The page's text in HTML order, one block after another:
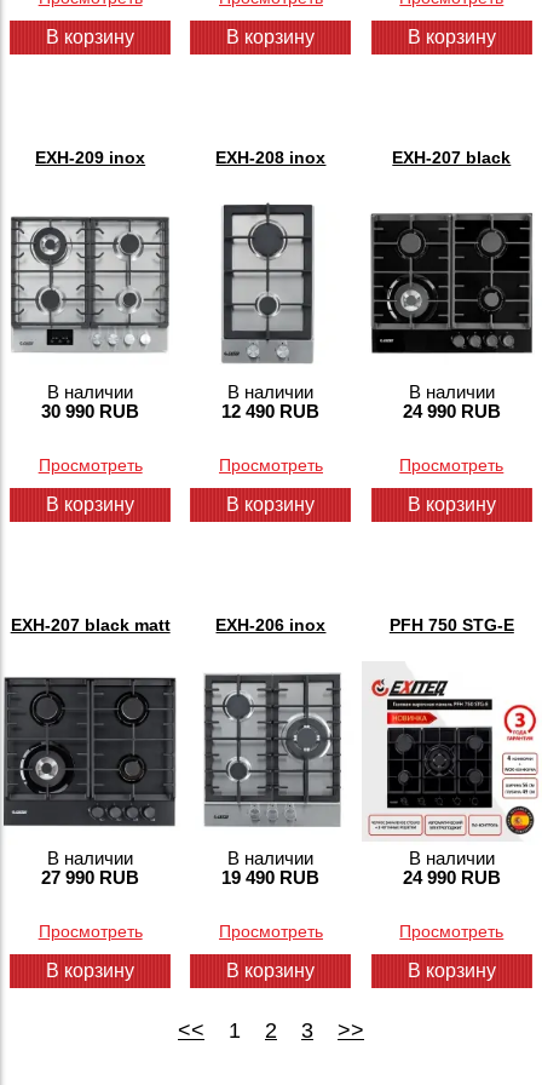
В корзину В корзину В корзину
EXH-209 inox
В наличии
30 990 RUB
Просмотреть
В корзину
EXH-208 inox
В наличии
12 490 RUB
Просмотреть
В корзину
EXH-207 black
В наличии
24 990 RUB
Просмотреть
В корзину
EXH-207 black matt
В наличии
27 990 RUB
Просмотреть
В корзину
EXH-206 inox
В наличии
19 490 RUB
Просмотреть
В корзину
PFH 750 STG-E
В наличии
24 990 RUB
Просмотреть
В корзину
<< 1 2 3 >>